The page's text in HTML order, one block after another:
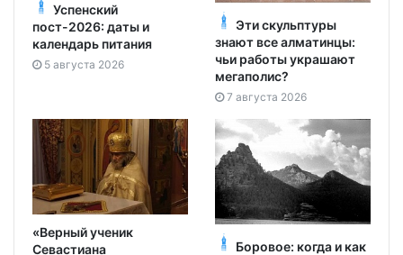
Успенский
пост-2026: даты и
календарь питания
5 августа 2026
Эти скульптуры
знают все алматинцы:
чьи работы украшают
мегаполис?
7 августа 2026
«Верный ученик
Севастиана
Боровое: когда и как